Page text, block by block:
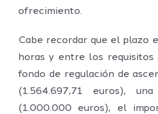
ofrecimiento.
Cabe recordar que el plazo
horas y entre los
fondo de regulación de
(1.564.697,71 euros),
(1.000.000 euros), el